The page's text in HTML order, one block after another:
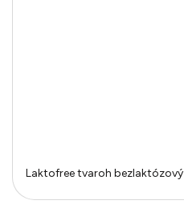
Laktofree tvaroh bezlaktózový